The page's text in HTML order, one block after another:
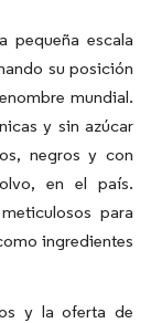
pequeña escala
su posición
mundial.
y sin azúcar
negros y con
en el país.
para
ingredientes
y la oferta de